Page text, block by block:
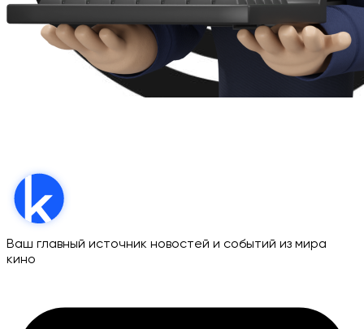
Ваш главный источник новостей и событий из мира
кино